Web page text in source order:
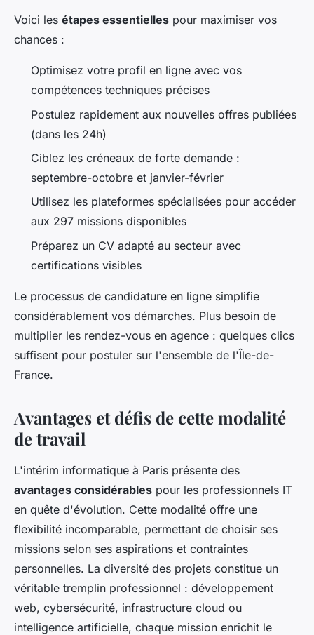
Voici les étapes essentielles pour maximiser vos
chances :
Optimisez votre profil en ligne avec vos
compétences techniques précises
Postulez rapidement aux nouvelles offres publiées
(dans les 24h)
Ciblez les créneaux de forte demande :
septembre-octobre et janvier-février
Utilisez les plateformes spécialisées pour accéder
aux 297 missions disponibles
Préparez un CV adapté au secteur avec
certifications visibles
Le processus de candidature en ligne simplifie
considérablement vos démarches. Plus besoin de
multiplier les rendez-vous en agence : quelques clics
suffisent pour postuler sur l'ensemble de l'Île-de-
France.
Avantages et défis de cette modalité
de travail
L'intérim informatique à Paris présente des
avantages considérables pour les professionnels IT
en quête d'évolution. Cette modalité offre une
flexibilité incomparable, permettant de choisir ses
missions selon ses aspirations et contraintes
personnelles. La diversité des projets constitue un
véritable tremplin professionnel : développement
web, cybersécurité, infrastructure cloud ou
intelligence artificielle, chaque mission enrichit le